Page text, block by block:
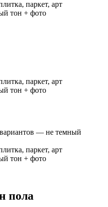
— не темный
пола